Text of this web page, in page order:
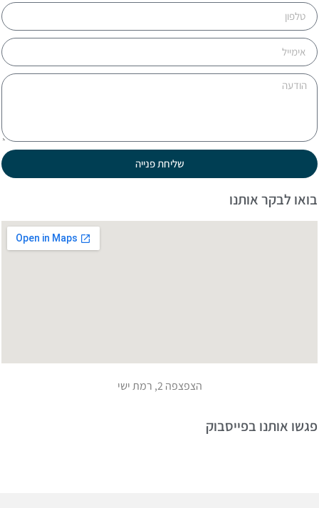
שליחת פנייה
בואו לבקר אותנו
הצפצפה 2, רמת ישי
פגשו אותנו בפייסבוק